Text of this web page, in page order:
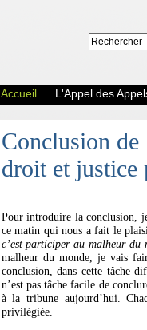
Accueil L'Appel des
Conclusion
droit et justice
Pour introduire la conclusion,
ce matin qui nous a fait le
c’est participer au malheur du
malheur du monde, je vais
conclusion, dans cette tâche
n’est pas tâche facile de
à la tribune aujourd’hui.
privilégiée.